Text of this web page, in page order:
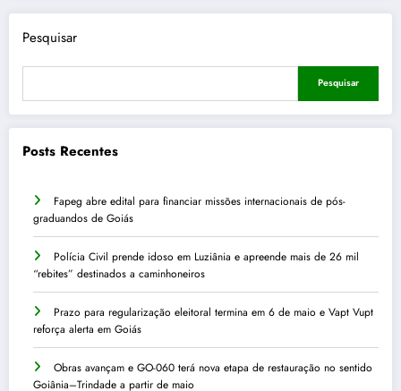
Pesquisar
Pesquisar
Posts Recentes
Fapeg abre edital para financiar missões internacionais de pós-
graduandos de Goiás
Polícia Civil prende idoso em Luziânia e apreende mais de 26 mil
“rebites” destinados a caminhoneiros
Prazo para regularização eleitoral termina em 6 de maio e Vapt Vupt
reforça alerta em Goiás
Obras avançam e GO-060 terá nova etapa de restauração no sentido
Goiânia–Trindade a partir de maio